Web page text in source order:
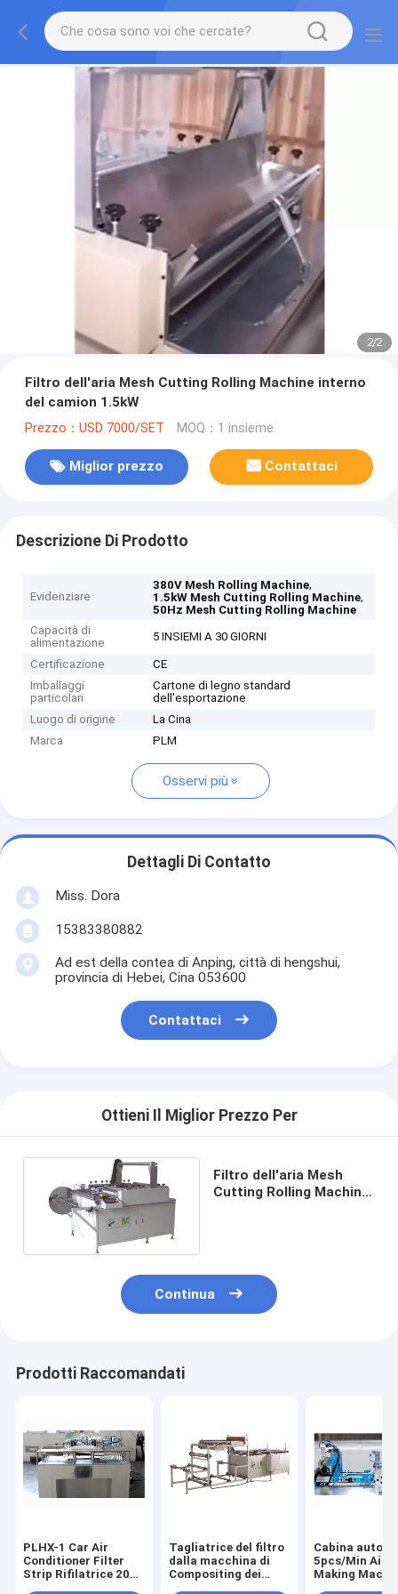
2/2
Filtro dell'aria Mesh Cutting Rolling Machine interno
del camion 1.5kW
Prezzo：USD 7000/SET MOQ：1 insieme
Miglior prezzo Contattaci
Descrizione Di Prodotto
Evidenziare
380V Mesh Rolling Machine,
1.5kW Mesh Cutting Rolling Machine,
50Hz Mesh Cutting Rolling Machine
Capacità di
alimentazione
5 INSIEMI A 30 GIORNI
Certificazione
CE
Imballaggi
particolari
Cartone di legno standard
dell'esportazione
Luogo di origine
La Cina
Marca
PLM
Osservi più
Dettagli Di Contatto
Miss. Dora
15383380882
Ad est della contea di Anping, città di hengshui,
provincia di Hebei, Cina 053600
Contattaci
Ottieni Il Miglior Prezzo Per
Filtro dell'aria Mesh
Cutting Rolling Machine
Continua
Prodotti Raccomandati
PLHX-1 Car Air
Conditioner Filter
Strip Rifilatrice 20
Tagliatrice del filtro
dalla macchina di
Compositing dei
Cabina
5pcs/Min Air
Making